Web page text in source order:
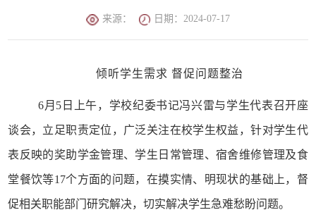
来源： 日期：2024-07-17
倾听学生需求 督促问题整治
6月5日上午，学校纪委书记冯兴雷与学生代表召开座
谈会，立足职责定位，广泛关注在校学生权益，针对学生代
表反映的奖助学金管理、学生日常管理、宿舍维修管理及食
堂餐饮等17个方面的问题，在摸实情、明现状的基础上，督
促相关职能部门研究解决，切实解决学生急难愁盼问题。